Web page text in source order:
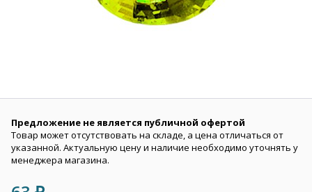
Предложение не является публичной офертой
Товар может отсутствовать на складе, а цена отличаться от
указанной. Актуальную цену и наличие необходимо уточнять у
менеджера магазина.